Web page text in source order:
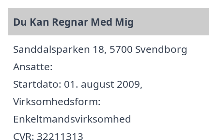
Du Kan Regnar Med Mig
Sanddalsparken 18, 5700 Svendborg
Ansatte:
Startdato: 01. august 2009,
Virksomhedsform:
Enkeltmandsvirksomhed
CVR: 32211313